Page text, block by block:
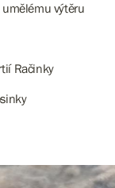
výtěru
Račinky